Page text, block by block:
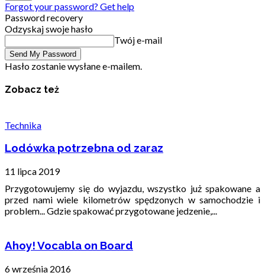
Forgot your password? Get help
Password recovery
Odzyskaj swoje hasło
Twój e-mail
Hasło zostanie wysłane e-mailem.
Zobacz też
Technika
Lodówka potrzebna od zaraz
11 lipca 2019
Przygotowujemy się do wyjazdu, wszystko już spakowane a
przed nami wiele kilometrów spędzonych w samochodzie i
problem... Gdzie spakować przygotowane jedzenie,...
Ahoy! Vocabla on Board
6 września 2016